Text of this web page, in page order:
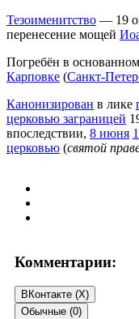
Тезоименитство — 19
перенесение мощей
Погребён в
Карповке (Санкт-
Канонизирован в лике
церковью заграницей
впоследствии, 8 июня
церковью (святой
Комментарии:
ВКонтакте (X)
Обычные (0)